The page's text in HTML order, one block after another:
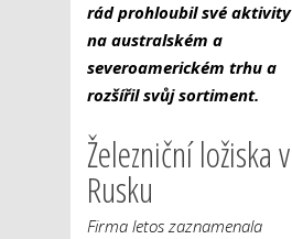
rád prohloubil své aktivity
na australském a
severoamerickém trhu a
rozšířil svůj sortiment.
Železniční ložiska v
Rusku
Firma letos zaznamenala